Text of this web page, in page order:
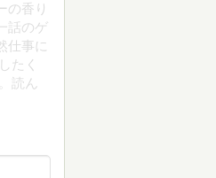
の香り
話のゲ
仕事に
たく
読ん